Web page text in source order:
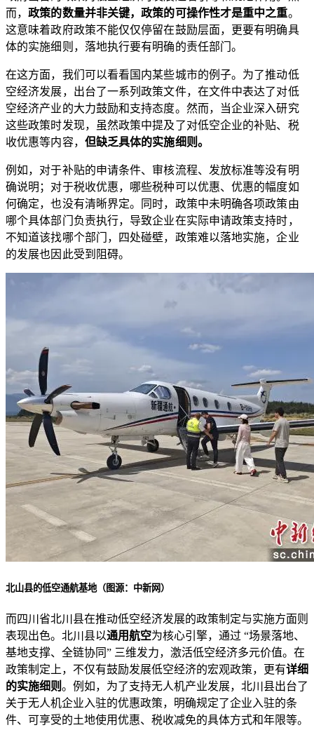
而，政策的数量并非关键，政策的可操作性才是重中之重。
这意味着政府政策不能仅仅停留在鼓励层面，更要有明确具
体的实施细则，落地执行要有明确的责任部门。
在这方面，我们可以看看国内某些城市的例子。为了推动低
空经济发展，出台了一系列政策文件，在文件中表达了对低
空经济产业的大力鼓励和支持态度。然而，当企业深入研究
这些政策时发现，虽然政策中提及了对低空企业的补贴、税
收优惠等内容， 但缺乏具体的实施细则。
例如，对于补贴的申请条件、审核流程、发放标准等没有明
确说明；对于税收优惠，哪些税种可以优惠、优惠的幅度如
何确定，也没有清晰界定。同时，政策中未明确各项政策由
哪个具体部门负责执行，导致企业在实际申请政策支持时，
不知道该找哪个部门，四处碰壁，政策难以落地实施，企业
的发展也因此受到阻碍。
北山县的低空通航基地（图源：中新网）
而四川省北川县在推动低空经济发展的政策制定与实施方面则
表现出色。北川县以通用航空为核心引擎，通过 “场景落地、
基地支撑、全链协同” 三维发力，激活低空经济多元价值。在
政策制定上，不仅有鼓励发展低空经济的宏观政策，更有详细
的实施细则。例如，为了支持无人机产业发展，北川县出台了
关于无人机企业入驻的优惠政策，明确规定了企业入驻的条
件、可享受的土地使用优惠、税收减免的具体方式和年限等。